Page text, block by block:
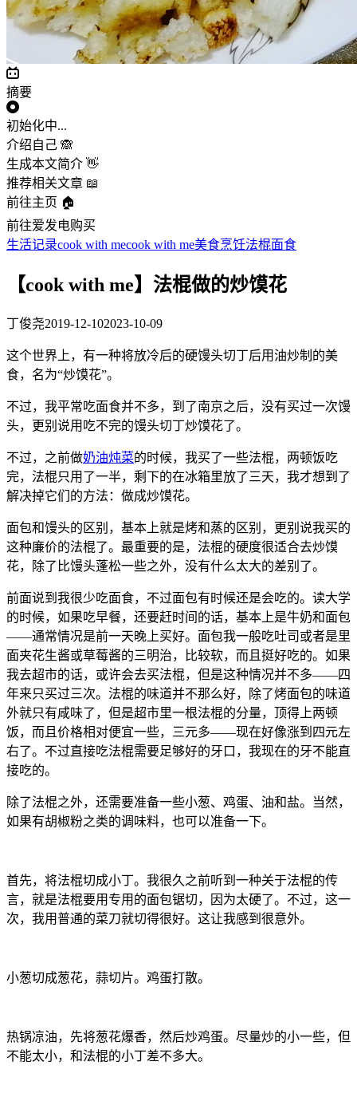
摘要
初始化中...
介绍自己 🙈
生成本文简介 👋
推荐相关文章 📖
前往主页 🏠
前往爱发电购买
生活记录cook with mecook with me美食烹饪法棍面食
【cook with me】法棍做的炒馍花
丁俊尧2019-12-102023-10-09
这个世界上，有一种将放冷后的硬馒头切丁后用油炒制的美
食，名为“炒馍花”。
不过，我平常吃面食并不多，到了南京之后，没有买过一次馒
头，更别说用吃不完的馒头切丁炒馍花了。
不过，之前做奶油炖菜的时候，我买了一些法棍，两顿饭吃
完，法棍只用了一半，剩下的在冰箱里放了三天，我才想到了
解决掉它们的方法：做成炒馍花。
面包和馒头的区别，基本上就是烤和蒸的区别，更别说我买的
这种廉价的法棍了。最重要的是，法棍的硬度很适合去炒馍
花，除了比馒头蓬松一些之外，没有什么太大的差别了。
前面说到我很少吃面食，不过面包有时候还是会吃的。读大学
的时候，如果吃早餐，还要赶时间的话，基本上是牛奶和面包
——通常情况是前一天晚上买好。面包我一般吃吐司或者是里
面夹花生酱或草莓酱的三明治，比较软，而且挺好吃的。如果
我去超市的话，或许会去买法棍，但是这种情况并不多——四
年来只买过三次。法棍的味道并不那么好，除了烤面包的味道
外就只有咸味了，但是超市里一根法棍的分量，顶得上两顿
饭，而且价格相对便宜一些，三元多——现在好像涨到四元左
右了。不过直接吃法棍需要足够好的牙口，我现在的牙不能直
接吃的。
除了法棍之外，还需要准备一些小葱、鸡蛋、油和盐。当然，
如果有胡椒粉之类的调味料，也可以准备一下。
首先，将法棍切成小丁。我很久之前听到一种关于法棍的传
言，就是法棍要用专用的面包锯切，因为太硬了。不过，这一
次，我用普通的菜刀就切得很好。这让我感到很意外。
小葱切成葱花，蒜切片。鸡蛋打散。
热锅凉油，先将葱花爆香，然后炒鸡蛋。尽量炒的小一些，但
不能太小，和法棍的小丁差不多大。